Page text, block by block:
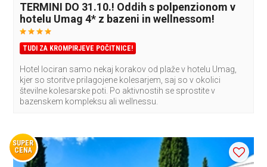
TERMINI DO 31.10.! Oddih s polpenzionom v
hotelu Umag 4* z bazeni in wellnessom!
TUDI ZA KROMPIRJEVE POČITNICE!
Hotel lociran samo nekaj korakov od plaže v hotelu Umag,
kjer so storitve prilagojene kolesarjem, saj so v okolici
številne kolesarske poti. Po aktivnostih se sprostite v
bazenskem kompleksu ali wellnessu.
SUPER
CENA